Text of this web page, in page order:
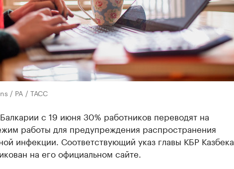
/ PA / ТАСС
с 19 июня 30% работников переводят на
работы для предупреждения распространения
инфекции. Соответствующий указ главы КБР Казбека
на его официальном сайте.